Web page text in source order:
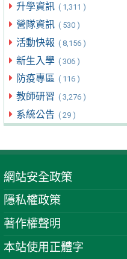
升學資訊 ( 1,311 )
營隊資訊 ( 530 )
活動快報 ( 8,156 )
新生入學 ( 306 )
防疫專區 ( 116 )
教師研習 ( 3,276 )
系統公告 ( 29 )
網站安全政策
隱私權政策
著作權聲明
本站使用正體字